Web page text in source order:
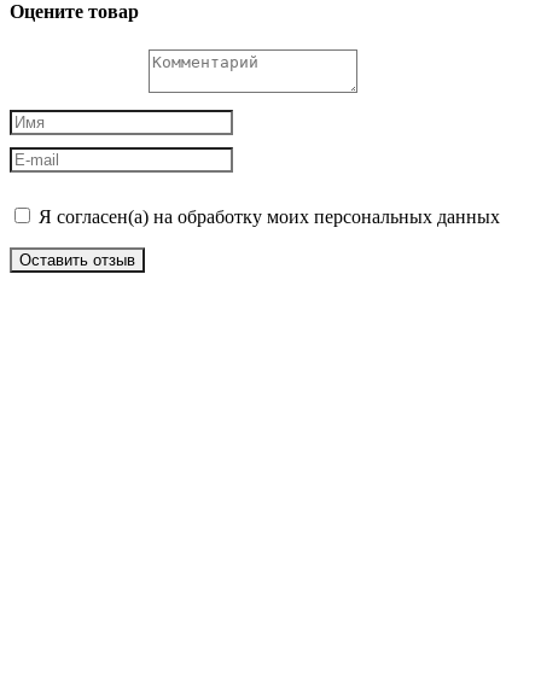
Оцените товар
Я согласен(а) на обработку моих персональных данных
Оставить отзыв